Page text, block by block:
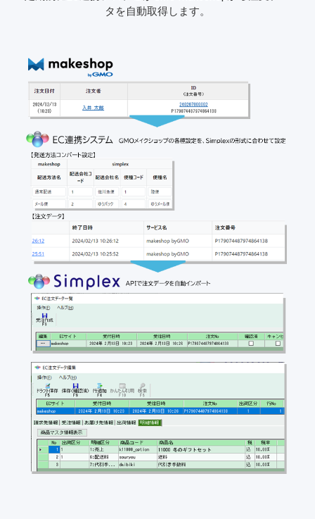
タを自動取得します。